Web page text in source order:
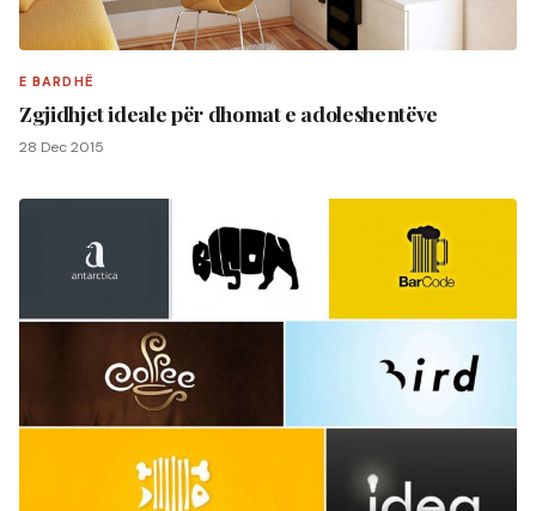
E BARDHË
Zgjidhjet ideale për dhomat e adoleshentëve
28 Dec 2015